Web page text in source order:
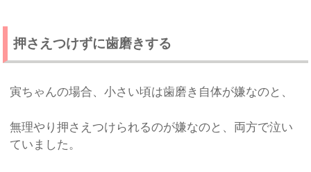
押さえつけずに歯磨きする
寅ちゃんの場合、小さい頃は歯磨き自体が嫌なのと、
無理やり押さえつけられるのが嫌なのと、両方で泣い
ていました。